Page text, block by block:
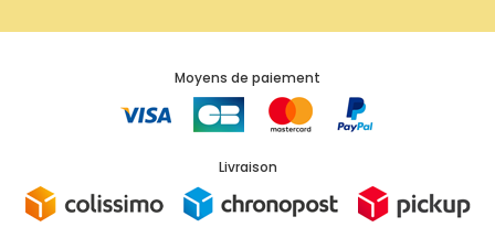
Moyens de paiement
Livraison